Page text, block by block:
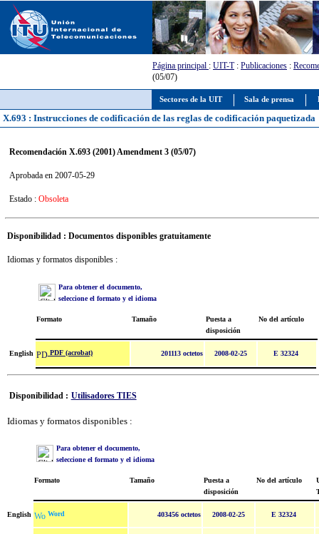
Sectores de la UIT Sala de prensa
Página principal : UIT-T: Publicaciones :
(05/07)
X.693 : Instrucciones de codificación de las reglas de codificación paquetizada
Recomendación X.693 (2001) Amendment 3 (05/07)
Aprobada en 2007-05-29
Estado : Obsoleta
Disponibilidad : Documentos disponibles gratuitamente
Idiomas y formatos disponibles :
Para obtener el documento,
seleccione el formato y el idioma
Formato Tamaño
Puesta a
disposición
No del artículo
English PDF (acrobat) 201113 octetos 2008-02-25 E 32324
Disponibilidad : Utilisadores TIES
Idiomas y formatos disponibles :
Para obtener el documento,
seleccione el formato y el idioma
Formato Tamaño
Puesta a
disposición
No del artículo
English Word 403456 octetos 2008-02-25 E 32324